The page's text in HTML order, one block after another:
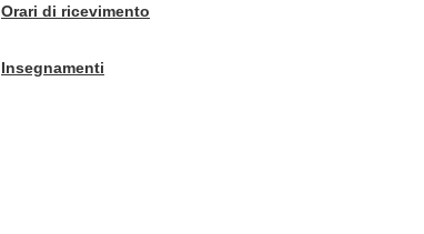
Orari di ricevimento
Insegnamenti